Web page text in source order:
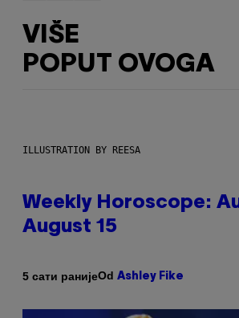
VIŠE
POPUT OVOGA
ILLUSTRATION BY REESA
Weekly Horoscope:
August 15
5 сати ранијеOd Ashley Fike